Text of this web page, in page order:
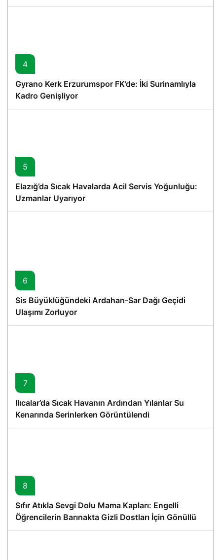
4
Gyrano Kerk Erzurumspor FK’de: İki Surinamlıyla
Kadro Genişliyor
5
Elazığ’da Sıcak Havalarda Acil Servis Yoğunluğu:
Uzmanlar Uyarıyor
6
Sis Büyüklüğündeki Ardahan-Sar Dağı Geçidi
Ulaşımı Zorluyor
7
Ilıcalar’da Sıcak Havanın Ardından Yılanlar Su
Kenarında Serinlerken Görüntülendi
8
Sıfır Atıkla Sevgi Dolu Mama Kapları: Engelli
Öğrencilerin Barınakta Gizli Dostları İçin Gönüllü
Proje